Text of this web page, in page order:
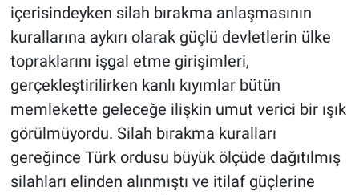
içerisindeyken silah bırakma anlaşmasının
kurallarına aykırı olarak güçlü devletlerin ülke
topraklarını işgal etme girişimleri,
gerçekleştirilirken kanlı kıyımlar bütün
memlekette geleceğe ilişkin umut verici bir ışık
görülmüyordu. Silah bırakma kuralları
gereğince Türk ordusu büyük ölçüde dağıtılmış
silahları elinden alınmıştı ve itilaf güçlerine